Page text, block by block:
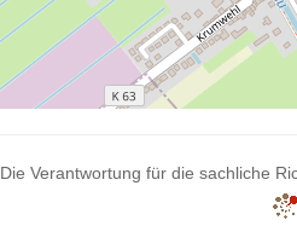
Die Verantwortung für die sachliche